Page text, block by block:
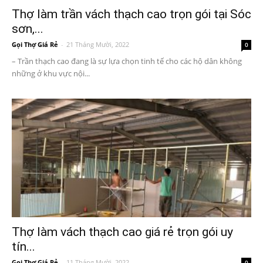
Thợ làm trần vách thạch cao trọn gói tại Sóc
sơn,...
Gọi Thợ Giá Rẻ - 21 Tháng Mười, 2022 0
– Trần thạch cao đang là sự lựa chọn tinh tế cho các hộ dân không
những ở khu vực nội...
Thợ làm vách thạch cao giá rẻ trọn gói uy
tín...